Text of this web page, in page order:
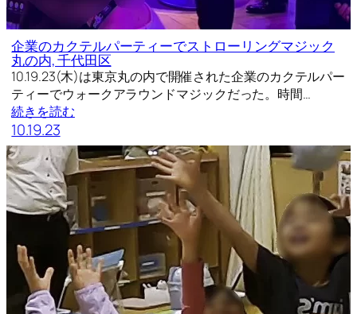
企業のカクテルパーティーでストローリングマジック
丸の内, 千代田区
10.19.23(木)は東京丸の内で開催された企業のカクテルパー
ティーでウォークアラウンドマジックだった。時間…
続きを読む
10.19.23